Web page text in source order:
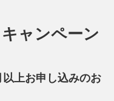
ャンペーン
上お申し込みのお